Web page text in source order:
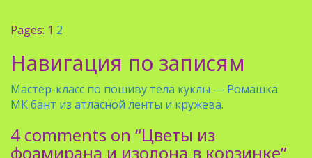
Pages: 1 2
Навигация по записям
Мастер-класс по пошиву тела куклы — Ромашка
МК бант из атласной ленты и кружева.
4 comments on “Цветы из
фоамирана и изолона в корзинке”